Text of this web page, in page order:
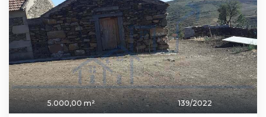
5.000,00 m² 139/2022